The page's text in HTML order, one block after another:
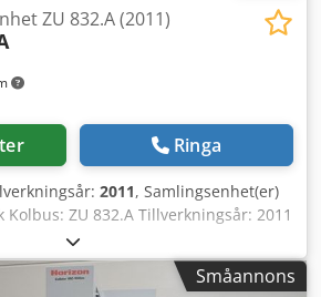
ZU 832.A (2011)
Ringa
2011, Samlingsenhet(er)
ZU 832.A Tillverkningsår: 2011
1 - Antal samlingsstationer: 3
- Optisk arktypidentifiering:
Småannons